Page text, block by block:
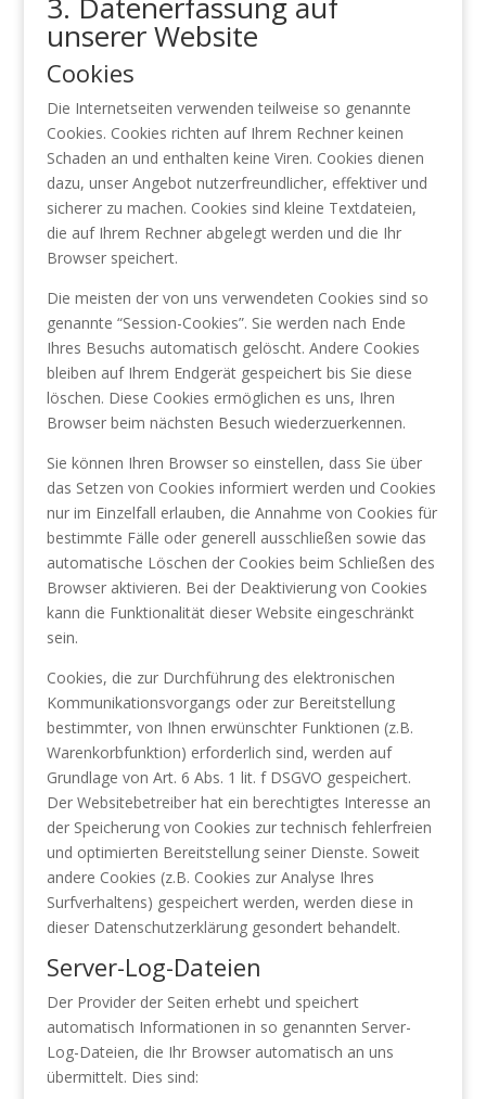
unserer Website
Cookies
Die Internetseiten verwenden teilweise so genannte
Cookies. Cookies richten auf Ihrem Rechner keinen
Schaden an und enthalten keine Viren. Cookies dienen
dazu, unser Angebot nutzerfreundlicher, effektiver und
sicherer zu machen. Cookies sind kleine Textdateien,
die auf Ihrem Rechner abgelegt werden und die Ihr
Browser speichert.
Die meisten der von uns verwendeten Cookies sind so
genannte “Session-Cookies”. Sie werden nach Ende
Ihres Besuchs automatisch gelöscht. Andere Cookies
bleiben auf Ihrem Endgerät gespeichert bis Sie diese
löschen. Diese Cookies ermöglichen es uns, Ihren
Browser beim nächsten Besuch wiederzuerkennen.
Sie können Ihren Browser so einstellen, dass Sie über
das Setzen von Cookies informiert werden und Cookies
nur im Einzelfall erlauben, die Annahme von Cookies für
bestimmte Fälle oder generell ausschließen sowie das
automatische Löschen der Cookies beim Schließen des
Browser aktivieren. Bei der Deaktivierung von Cookies
kann die Funktionalität dieser Website eingeschränkt
sein.
Cookies, die zur Durchführung des elektronischen
Kommunikationsvorgangs oder zur Bereitstellung
bestimmter, von Ihnen erwünschter Funktionen (z.B.
Warenkorbfunktion) erforderlich sind, werden auf
Grundlage von Art. 6 Abs. 1 lit. f DSGVO gespeichert.
Der Websitebetreiber hat ein berechtigtes Interesse an
der Speicherung von Cookies zur technisch fehlerfreien
und optimierten Bereitstellung seiner Dienste. Soweit
andere Cookies (z.B. Cookies zur Analyse Ihres
Surfverhaltens) gespeichert werden, werden diese in
dieser Datenschutzerklärung gesondert behandelt.
Server-Log-Dateien
Der Provider der Seiten erhebt und speichert
automatisch Informationen in so genannten Server-
Log-Dateien, die Ihr Browser automatisch an uns
übermittelt. Dies sind: